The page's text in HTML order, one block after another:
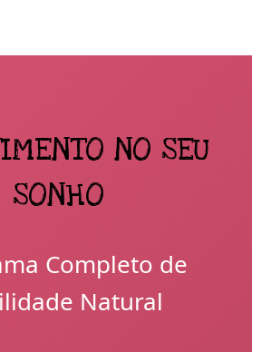
NO SEU
SONHO
Completo de
Natural